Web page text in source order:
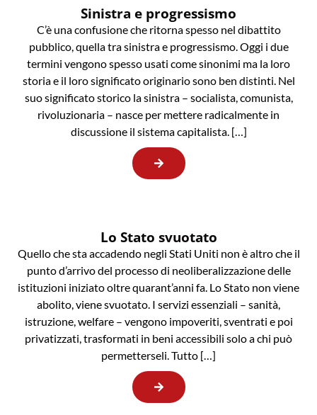
Sinistra e progressismo
C’è una confusione che ritorna spesso nel dibattito
pubblico, quella tra sinistra e progressismo. Oggi i due
termini vengono spesso usati come sinonimi ma la loro
storia e il loro significato originario sono ben distinti. Nel
suo significato storico la sinistra – socialista, comunista,
rivoluzionaria – nasce per mettere radicalmente in
discussione il sistema capitalista. […]
Lo Stato svuotato
Quello che sta accadendo negli Stati Uniti non è altro che il
punto d’arrivo del processo di neoliberalizzazione delle
istituzioni iniziato oltre quarant’anni fa. Lo Stato non viene
abolito, viene svuotato. I servizi essenziali – sanità,
istruzione, welfare – vengono impoveriti, sventrati e poi
privatizzati, trasformati in beni accessibili solo a chi può
permetterseli. Tutto […]